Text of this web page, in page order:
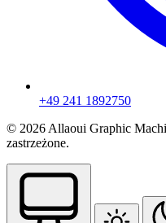
+49 241 1892750
© 2026 Allaoui Graphic
zastrzeżone.